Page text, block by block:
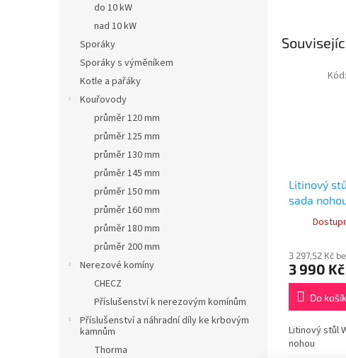
do 10 kW
nad 10 kW
Sporáky
Sporáky s výměníkem
Kotle a pařáky
Kouřovody
průměr 120 mm
průměr 125 mm
průměr 130 mm
průměr 145 mm
průměr 150 mm
průměr 160 mm
průměr 180 mm
průměr 200 mm
Nerezové komíny
CHECZ
Příslušenství k nerezovým komínům
Příslušenství a náhradní díly ke krbovým
kamnům
Thorma
Litinový
sada
3 297,52 Kč
3 990 Kč
Do
Litinový stůl
nohou
Kód: